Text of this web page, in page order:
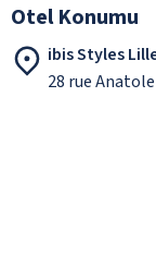
Otel Konumu
ibis Styles
28 rue